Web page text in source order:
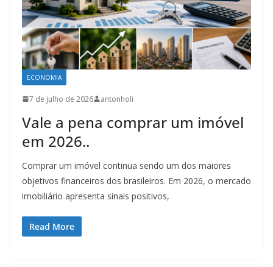
ECONOMIA
7 de julho de 2026 antonholi
Vale a pena comprar um imóvel
em 2026..
Comprar um imóvel continua sendo um dos maiores
objetivos financeiros dos brasileiros. Em 2026, o mercado
imobiliário apresenta sinais positivos,
Read More